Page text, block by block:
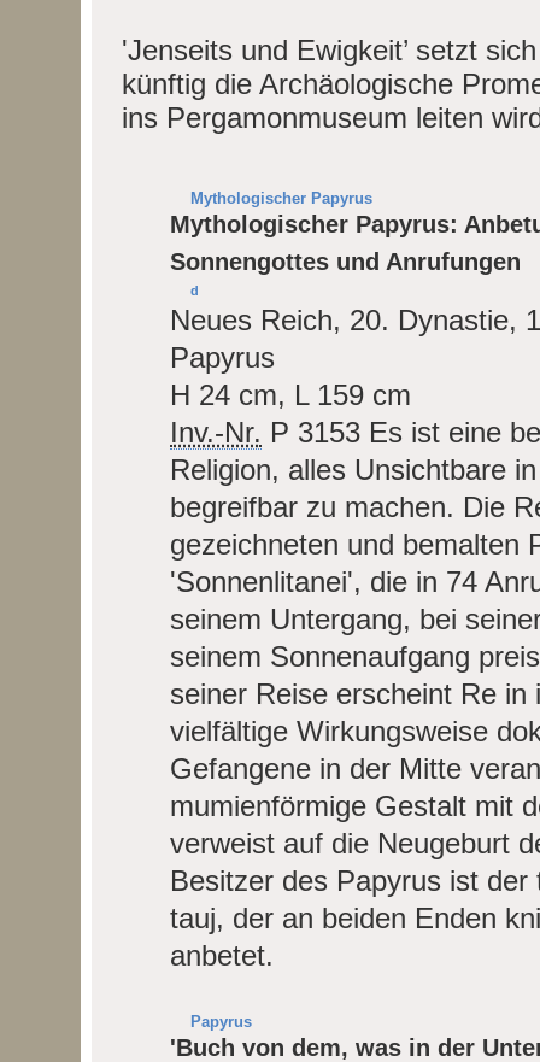
'Jenseits und Ewigkeit’ setzt
künftig die Archäologische
ins Pergamonmuseum leiten
Mythologischer Papyrus
Mythologischer Papyrus:
Sonnengottes und Anrufungen
d
Neues Reich, 20. Dynastie,
Papyrus
H 24 cm, L 159 cm
Inv.-Nr. P 3153 Es ist eine
Religion, alles Unsichtbare
begreifbar zu machen. Die
gezeichneten und bemalten
'Sonnenlitanei', die in 74
seinem Untergang, bei
seinem Sonnenaufgang
seiner Reise erscheint Re
vielfältige Wirkungsweise
Gefangene in der Mitte
mumienförmige Gestalt mit
verweist auf die Neugeburt
Besitzer des Papyrus ist
tauj, der an beiden Enden
anbetet.
Papyrus
'Buch von dem, was in der